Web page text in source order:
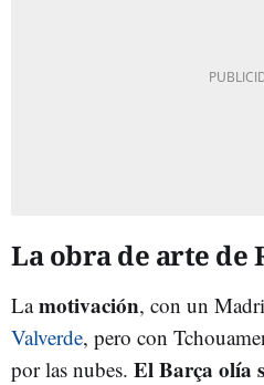
La obra de arte de
Lamotivación, con un
Valverde, pero con
por las nubes. El Barça olía